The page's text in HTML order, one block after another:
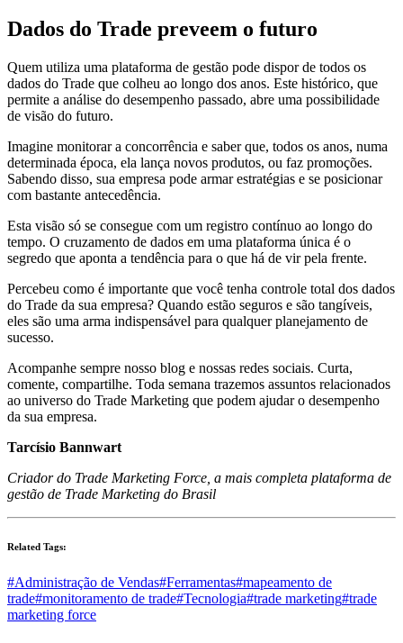
Dados do Trade preveem o futuro
Quem utiliza uma plataforma de gestão pode dispor de todos os
dados do Trade que colheu ao longo dos anos. Este histórico, que
permite a análise do desempenho passado, abre uma possibilidade
de visão do futuro.
Imagine monitorar a concorrência e saber que, todos os anos, numa
determinada época, ela lança novos produtos, ou faz promoções.
Sabendo disso, sua empresa pode armar estratégias e se posicionar
com bastante antecedência.
Esta visão só se consegue com um registro contínuo ao longo do
tempo. O cruzamento de dados em uma plataforma única é o
segredo que aponta a tendência para o que há de vir pela frente.
Percebeu como é importante que você tenha controle total dos dados
do Trade da sua empresa? Quando estão seguros e são tangíveis,
eles são uma arma indispensável para qualquer planejamento de
sucesso.
Acompanhe sempre nosso blog e nossas redes sociais. Curta,
comente, compartilhe. Toda semana trazemos assuntos relacionados
ao universo do Trade Marketing que podem ajudar o desempenho
da sua empresa.
Tarcísio Bannwart
Criador do Trade Marketing Force, a mais completa plataforma de
gestão de Trade Marketing do Brasil
Related Tags:
#Administração de Vendas#Ferramentas#mapeamento de
trade#monitoramento de trade#Tecnologia#trade marketing#trade
marketing force